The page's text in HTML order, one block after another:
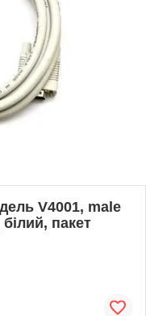
V4001, male
пакет